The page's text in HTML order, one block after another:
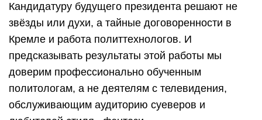
Кандидатуру будущего президента решают не
звёзды или духи, а тайные договоренности в
Кремле и работа политтехнологов. И
предсказывать результаты этой работы мы
доверим профессионально обученным
политологам, а не деятелям с телевидения,
обслуживающим аудиторию суеверов и